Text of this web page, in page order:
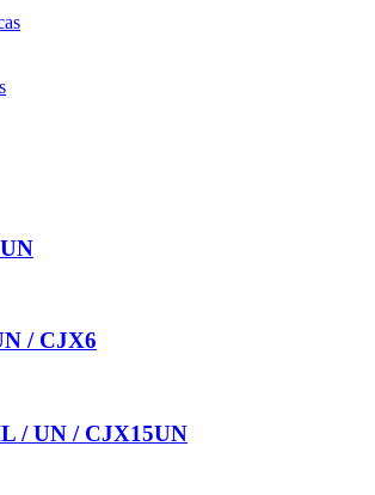
/ CJX6
/ UN / CJX15UN